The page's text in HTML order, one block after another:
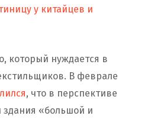
у китайцев и
который нуждается в
В феврале
, что в перспективе
здания «большой и